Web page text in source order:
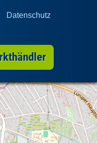
Datenschutz